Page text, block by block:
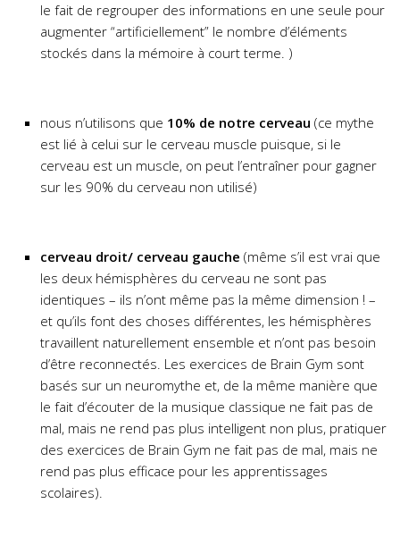
le fait de regrouper des informations en une seule pour
augmenter “artificiellement” le nombre d’éléments
stockés dans la mémoire à court terme. )
nous n’utilisons que 10% de notre cerveau (ce mythe
est lié à celui sur le cerveau muscle puisque, si le
cerveau est un muscle, on peut l’entraîner pour gagner
sur les 90% du cerveau non utilisé)
cerveau droit/ cerveau gauche (même s’il est vrai que
les deux hémisphères du cerveau ne sont pas
identiques – ils n’ont même pas la même dimension ! –
et qu’ils font des choses différentes, les hémisphères
travaillent naturellement ensemble et n’ont pas besoin
d’être reconnectés. Les exercices de Brain Gym sont
basés sur un neuromythe et, de la même manière que
le fait d’écouter de la musique classique ne fait pas de
mal, mais ne rend pas plus intelligent non plus, pratiquer
des exercices de Brain Gym ne fait pas de mal, mais ne
rend pas plus efficace pour les apprentissages
scolaires).